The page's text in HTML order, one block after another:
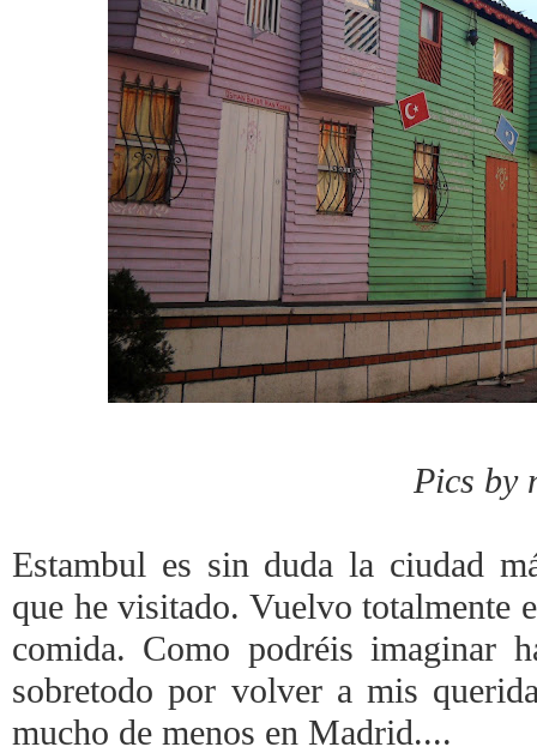
Pics by
Estambul es sin duda la ciudad
que he visitado. Vuelvo totalmente
comida. Como podréis imaginar
sobretodo por volver a mis
mucho de menos en Madrid....